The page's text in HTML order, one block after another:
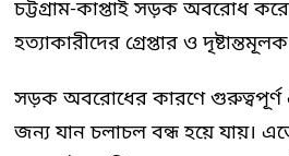
চট্টগ্রাম-কাপ্তাই সড়ক অবরোধ
হত্যাকারীদের গ্রেপ্তার ও
সড়ক অবরোধের কারণে
জন্য যান চলাচল বন্ধ হয়ে যায়।